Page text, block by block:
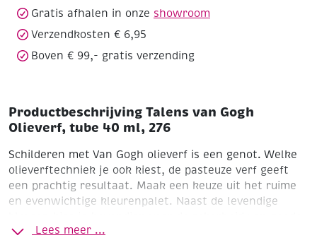
Gratis afhalen in onze showroom
Verzendkosten € 6,95
Boven € 99,- gratis verzending
Productbeschrijving Talens van Gogh
Olieverf, tube 40 ml, 276
Schilderen met Van Gogh olieverf is een genot. Welke
olieverftechniek je ook kiest, de pasteuze verf geeft
een prachtig resultaat. Maak een keuze uit het ruime
en evenwichtige kleurenpalet. Naast de levendige
olieverf. De fijnheid, de kleurkracht, het hoge
Lees meer ...